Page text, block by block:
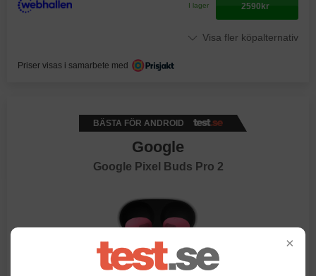
×
I lager 2590kr
Visa fler köpalternativ
Priser visas i samarbete med
BÄSTA FÖR ANDROID
Google
Google Pixel Buds Pro 2